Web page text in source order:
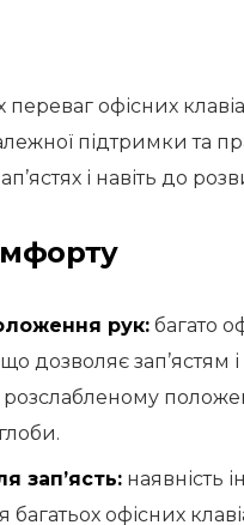
офісних
підтримки
і навіть до
рук: багато
дозволяє зап’ястям
зап’ясть: наявність
багатьох офісних